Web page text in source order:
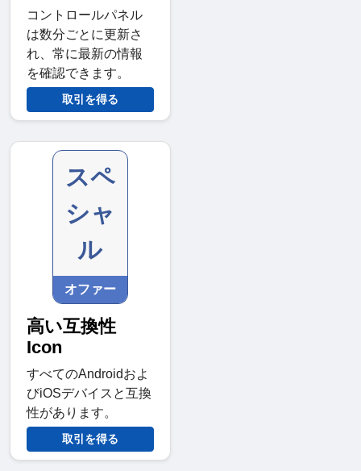
コントロールパネル
は数分ごとに更新さ
れ、常に最新の情報
を確認できます。
取引を得る
スペ
シャ
ル
オファー
高い互換性
Icon
すべてのAndroidおよ
びiOSデバイスと互換
性があります。
取引を得る